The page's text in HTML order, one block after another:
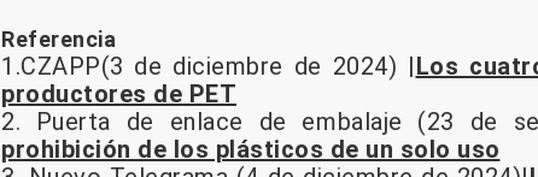
Referencia
1.CZAPP(3 de diciembre de 2024) |Los
productores de PET
2. Puerta de enlace de embalaje (23 de
prohibición de los plásticos de un solo uso